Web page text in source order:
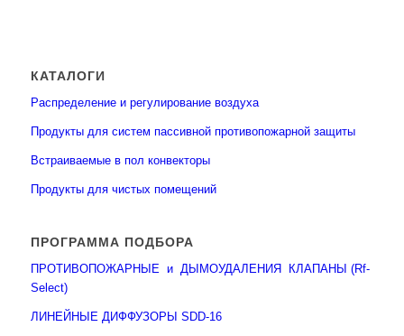
КАТАЛОГИ
Распределение и регулирование воздуха
Продукты для систем пассивной противопожарной защиты
Встраиваемые в пол конвекторы
Продукты для чистых помещений
ПРОГРАММА ПОДБОРА
ПРОТИВОПОЖАРНЫЕ и ДЫМОУДАЛЕНИЯ КЛАПАНЫ (Rf-
Select)
ЛИНЕЙНЫЕ ДИФФУЗОРЫ SDD-16